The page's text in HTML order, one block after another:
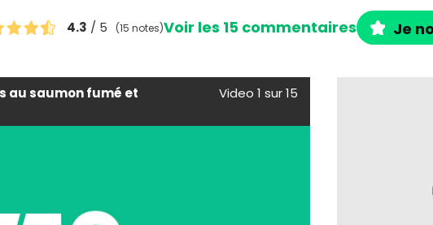
4.3 / 5 (15 notes)Voir les 15 commentaires Je
au saumon fumé et
Video 1 sur 15